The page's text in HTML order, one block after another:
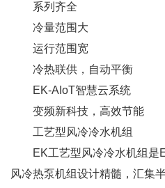
系列齐全
冷量范围大
运行范围宽
冷热联供，自动平衡
EK-AIoT智慧云系统
变频新科技，高效节能
工艺型风冷冷水机组
EK工艺型风冷冷水机组是
风冷热泵机组设计精髓，汇集